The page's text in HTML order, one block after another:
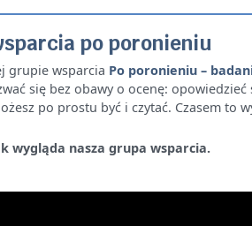
po poronieniu
grupie wsparcia Po poronieniu –
się bez obawy o ocenę:
po prostu być i czytać. Czasem to
wygląda nasza grupa wsparcia.